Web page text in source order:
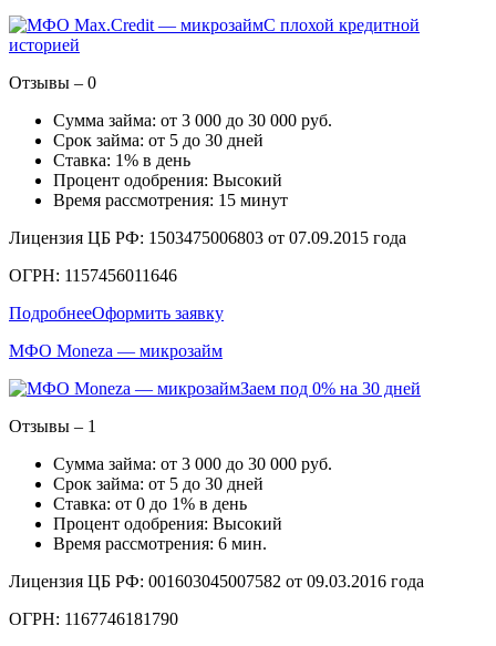
С плохой кредитной
историей
Отзывы – 0
Сумма займа: от 3 000 до 30 000 руб.
Срок займа: от 5 до 30 дней
Ставка: 1% в день
Процент одобрения: Высокий
Время рассмотрения: 15 минут
Лицензия ЦБ РФ: 1503475006803 от 07.09.2015 года
ОГРН: 1157456011646
ПодробнееОформить заявку
МФО Moneza — микрозайм
Заем под 0% на 30 дней
Отзывы – 1
Сумма займа: от 3 000 до 30 000 руб.
Срок займа: от 5 до 30 дней
Ставка: от 0 до 1% в день
Процент одобрения: Высокий
Время рассмотрения: 6 мин.
Лицензия ЦБ РФ: 001603045007582 от 09.03.2016 года
ОГРН: 1167746181790